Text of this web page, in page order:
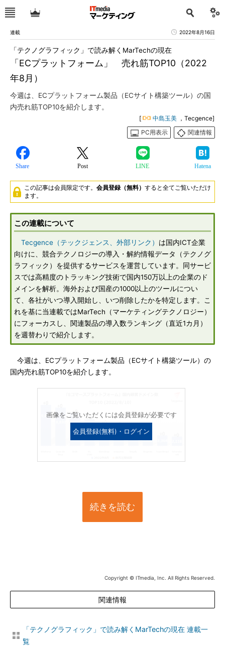
連載 2022年8月16日
「ECプラットフォーム」 売れ筋TOP10（2022
年8月）
「テクノグラフィック」で読み解くMarTechの現在
今週は、ECプラットフォーム製品（ECサイト構築ツール）の国
内売れ筋TOP10を紹介します。
[ 中島玉美 ，Tecgence]
PC用表示
関連情報
Share Post LINE Hatena
この記事は会員限定です。 会員登録（無料） すると全てご覧いただけ
ます。
この連載について
Tecgence（テックジェンス、外部リンク） は国内ICT企業
向けに、競合テクノロジーの導入・解約情報データ（テクノグ
ラフィック）を提供するサービスを運営しています。同サービ
スでは高精度のトラッキング技術で国内150万以上の企業のド
メインを解析。海外および国産の1000以上のツールについ
て、各社がいつ導入開始し、いつ削除したかを特定します。こ
れを基に当連載ではMarTech（マーケティングテクノロジー）
にフォーカスし、関連製品の導入数ランキング（直近1カ月）
を週替わりで紹介します。
今週は、ECプラットフォーム製品（ECサイト構築ツール）の
国内売れ筋TOP10を紹介します。
画像をご覧いただくには会員登録が必要です
会員登録(無料)・ログイン
続きを読む
Copyright © ITmedia, Inc. All Rights Reserved.
関連情報
「テクノグラフィック」で読み解くMarTechの現在 連載一
覧